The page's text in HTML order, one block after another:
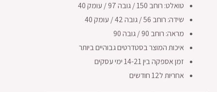
טואלט: רוחב 150 / גובה 97 / עומק 40
שידה: רוחב 56 / גובה 42 / עומק 40
מראה: רוחב 90 / גובה 90
איכות המוצר בסטדרטים גבוהיים ביותר
זמן אספקה בין 14-21 ימי עסקים
אחריות ל12 חודשים